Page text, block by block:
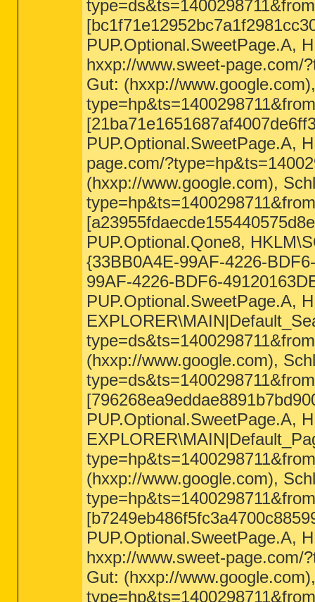
PUP.Optional.SweetPage.A,
hxxp://www.sweet-page.com/
Gut: (hxxp://
PUP.Optional.SweetPage.A,
page.com/
(hxxp://www.google.com),
PUP.Optional.Qone8,
{33BB0A4E-99AF-4226-
99AF-4226-BDF6-
PUP.Optional.SweetPage.A,
(hxxp://www.google.com),
PUP.Optional.SweetPage.A,
(hxxp://www.google.com),
PUP.Optional.SweetPage.A,
hxxp://www.sweet-page.com/
Gut: (hxxp://